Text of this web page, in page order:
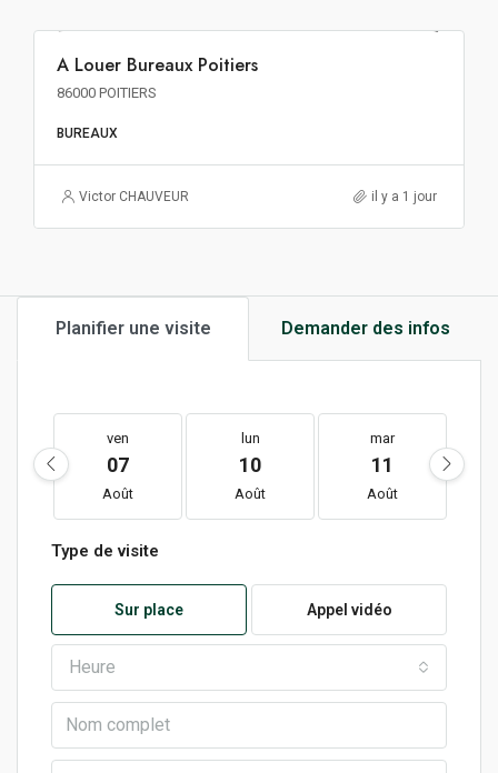
A Louer Bureaux Poitiers
86000 POITIERS
BUREAUX
Victor CHAUVEUR il y a 1 jour
Planifier une visite Demander des infos
ven
07
Août
lun
10
Août
mar
11
Août
Type de visite
Sur place Appel vidéo
Heure